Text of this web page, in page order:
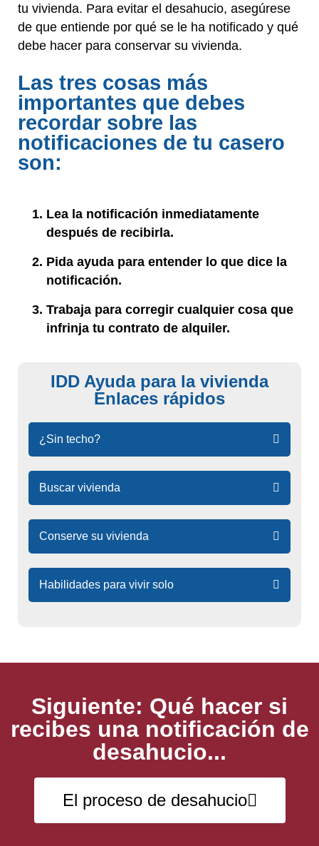
tu vivienda. Para evitar el desahucio, asegúrese
de que entiende por qué se le ha notificado y qué
debe hacer para conservar su vivienda.
Las tres cosas más
importantes que debes
recordar sobre las
notificaciones de tu casero
son:
Lea la notificación inmediatamente
después de recibirla.
Pida ayuda para entender lo que dice la
notificación.
Trabaja para corregir cualquier cosa que
infrinja tu contrato de alquiler.
IDD Ayuda para la vivienda
Enlaces rápidos
Saltar
navegación
enlaces
¿Sin techo?
Buscar vivienda
Conserve su vivienda
Habilidades para vivir solo
Siguiente: Qué hacer si
recibes una notificación de
desahucio...
El proceso de desahucio